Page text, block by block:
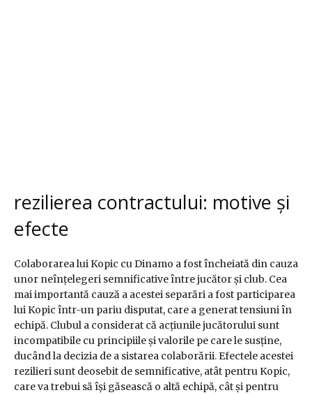
rezilierea contractului: motive și
efecte
Colaborarea lui Kopic cu Dinamo a fost încheiată din cauza
unor neînțelegeri semnificative între jucător și club. Cea
mai importantă cauză a acestei separări a fost participarea
lui Kopic într-un pariu disputat, care a generat tensiuni în
echipă. Clubul a considerat că acțiunile jucătorului sunt
incompatibile cu principiile și valorile pe care le susține,
ducând la decizia de a sistarea colaborării. Efectele acestei
rezilieri sunt deosebit de semnificative, atât pentru Kopic,
care va trebui să își găsească o altă echipă, cât și pentru